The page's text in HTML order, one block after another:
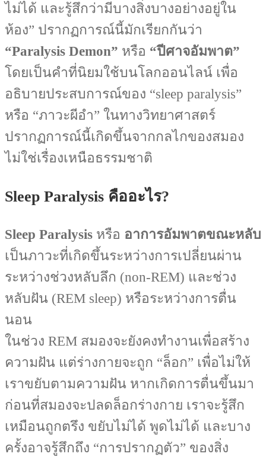
ไม่ได้ และรู้สึกว่ามีบางสิ่งบางอย่างอยู่ใน
ห้อง” ปรากฏการณ์นี้มักเรียกกันว่า
“Paralysis Demon” หรือ “ปีศาจอัมพาต”
โดยเป็นคำที่นิยมใช้บนโลกออนไลน์ เพื่อ
อธิบายประสบการณ์ของ “sleep paralysis”
หรือ “ภาวะผีอำ” ในทางวิทยาศาสตร์
ปรากฏการณ์นี้เกิดขึ้นจากกลไกของสมอง
ไม่ใช่เรื่องเหนือธรรมชาติ
Sleep Paralysis คืออะไร?
Sleep Paralysis หรือ อาการอัมพาตขณะหลับ
เป็นภาวะที่เกิดขึ้นระหว่างการเปลี่ยนผ่าน
ระหว่างช่วงหลับลึก (non-REM) และช่วง
หลับฝัน (REM sleep) หรือระหว่างการตื่น
นอน
ในช่วง REM สมองจะยังคงทำงานเพื่อสร้าง
ความฝัน แต่ร่างกายจะถูก “ล็อก” เพื่อไม่ให้
เราขยับตามความฝัน หากเกิดการตื่นขึ้นมา
ก่อนที่สมองจะปลดล็อกร่างกาย เราจะรู้สึก
เหมือนถูกตรึง ขยับไม่ได้ พูดไม่ได้ และบาง
ครั้งอาจรู้สึกถึง “การปรากฏตัว” ของสิ่ง